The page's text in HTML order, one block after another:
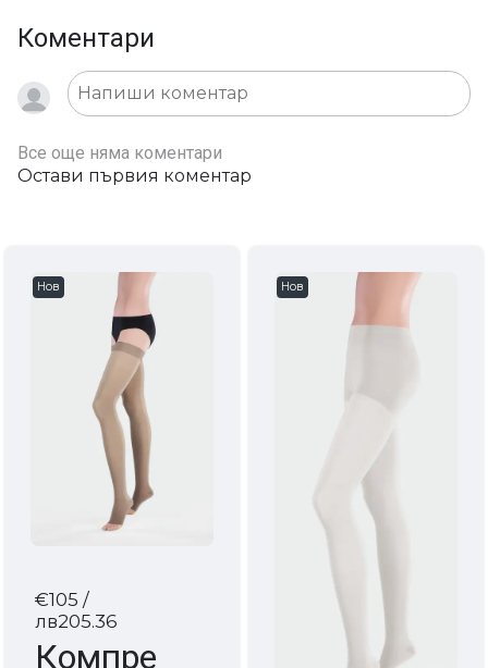
Коментари
Все още няма коментари
Остави първия коментар
Нов
Компре
€105 /
лв205.36
Нов